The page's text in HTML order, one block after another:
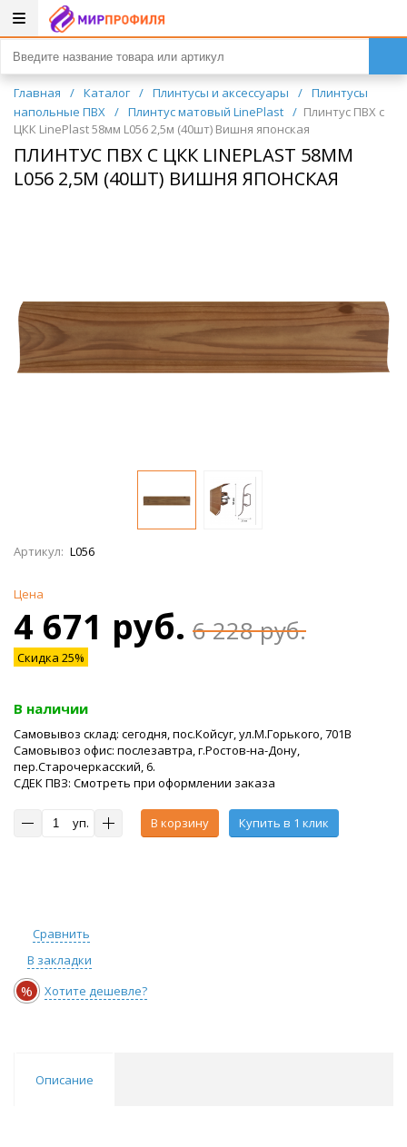
Главная / Каталог / Плинтусы и аксессуары / Плинтусы
напольные ПВХ / Плинтус матовый LinePlast / Плинтус ПВХ с
ЦКК LinePlast 58мм L056 2,5м (40шт) Вишня японская
ПЛИНТУС ПВХ С ЦКК LINEPLAST 58ММ
L056 2,5М (40ШТ) ВИШНЯ ЯПОНСКАЯ
Артикул: L056
Цена
4 671 руб. 6 228 руб.
Скидка 25%
В наличии
Самовывоз склад: сегодня, пос.Койсуг, ул.М.Горького, 701В
Самовывоз офис: послезавтра, г.Ростов-на-Дону,
пер.Старочеркасский, 6.
СДЕК ПВЗ: Смотреть при оформлении заказа
уп. В корзину Купить в 1 клик
Сравнить
В закладки
% Хотите дешевле?
Описание